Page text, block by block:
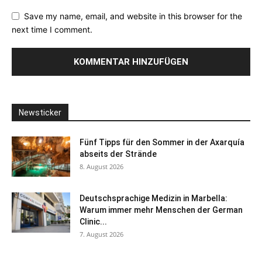
Save my name, email, and website in this browser for the
next time I comment.
Newsticker
Fünf Tipps für den Sommer in der Axarquía
abseits der Strände
8. August 2026
Deutschsprachige Medizin in Marbella:
Warum immer mehr Menschen der German
Clinic...
7. August 2026